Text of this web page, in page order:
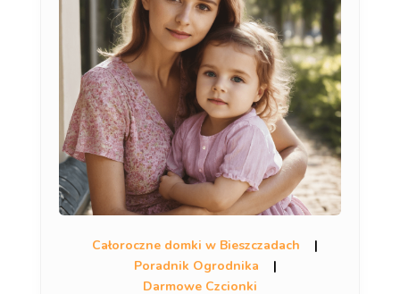
Całoroczne domki w Bieszczadach
|
Poradnik Ogrodnika
|
Darmowe Czcionki